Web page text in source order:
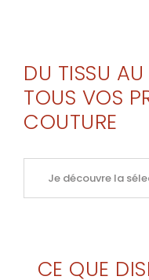
DU TISSU
TOUS VOS
COUTURE
Je découvre la
CE QUE